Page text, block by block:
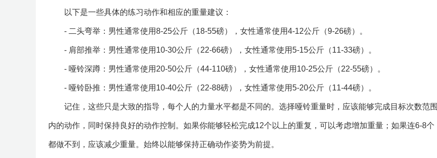
以下是一些具体的练习动作和相应的重量建议：
- 二头弯举：男性通常使用8-25公斤（18-55磅），女性通常使用4-12公斤（9-26磅）。
- 肩部推举：男性通常使用10-30公斤（22-66磅），女性通常使用5-15公斤（11-33磅）。
- 哑铃深蹲：男性通常使用20-50公斤（44-110磅），女性通常使用10-25公斤（22-55磅）。
- 哑铃卧推：男性通常使用10-40公斤（22-88磅），女性通常使用5-20公斤（11-44磅）。
记住，这些只是大致的指导，每个人的力量水平都是不同的。选择哑铃重量时，应该能够完成目标次数范围
内的动作，同时保持良好的动作控制。如果你能够轻松完成12个以上的重复，可以考虑增加重量；如果连6-8个
都做不到，应该减少重量。始终以能够保持正确动作姿势为前提。